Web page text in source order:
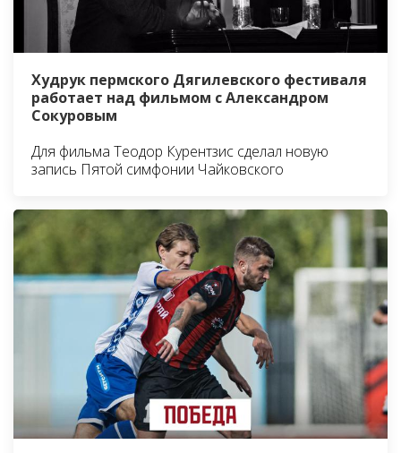
Худрук пермского Дягилевского фестиваля
работает над фильмом с Александром
Сокуровым
Для фильма Теодор Курентзис сделал новую
запись Пятой симфонии Чайковского